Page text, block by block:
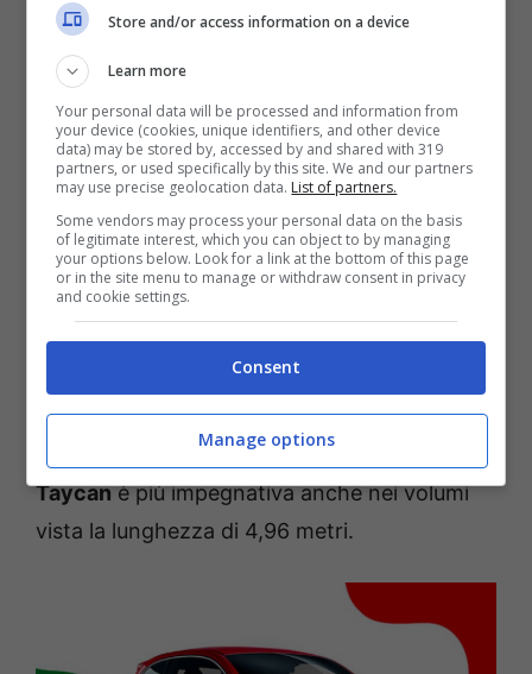
aumento dell’8,9% di passaggi.
Una delle automobili a spina più ricercate è la
FIAT 500e . Lunga 3,63 metri, larga 1,68 e alta
1,50 metri è disponibile negli allestimenti La
Prima e Red in due versioni. Quella base da 95
cv con accumulatore da 23,65 kWh e
autonomia da 190 km, e quella più
performante da 118 cv con batteria da 42
kWh e una durata della ricarica di 330 km.
Costo?All’incirca 20.987 euro. Decisamente
con più potenziale dell’italiana la
Taycanè più impegnativa anche nei volumi
vista la lunghezza di 4,96 metri.
Store and/or access information on a device
Learn more
Your personal data will be processed and information from
your device (cookies, unique identifiers, and other device
data) may be stored by, accessed by and shared with 319
partners, or used specifically by this site. We and our partners
may use precise geolocation data. List of partners.
Some vendors may process your personal data on the basis
of legitimate interest, which you can object to by managing
your options below. Look for a link at the bottom of this page
or in the site menu to manage or withdraw consent in privacy
and cookie settings.
Consent
Manage options